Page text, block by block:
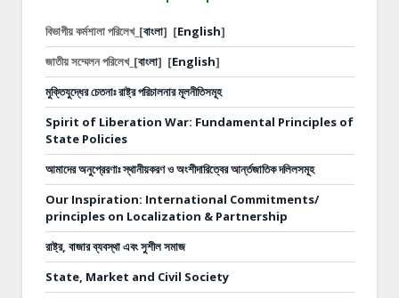
বিভাগীয় কর্মশালা পরিলেখ_[বাংলা] [English]
জাতীয় সম্মেলন পরিলেখ_[বাংলা] [English]
মুক্তিযুদ্ধের চেতনাঃ রাষ্ট্র পরিচালনার মূলনীতিসমূহ
Spirit of Liberation War: Fundamental Principles of
State Policies
আমাদের অনুপ্রেরণাঃ স্থানীয়করণ ও অংশীদারিত্বের আর্ন্তজাতিক দলিলসমূহ
Our Inspiration: International Commitments/
principles on Localization & Partnership
রাষ্ট্র, বাজার ব্যবস্থা এবং সুশীল সমাজ
State, Market and Civil Society